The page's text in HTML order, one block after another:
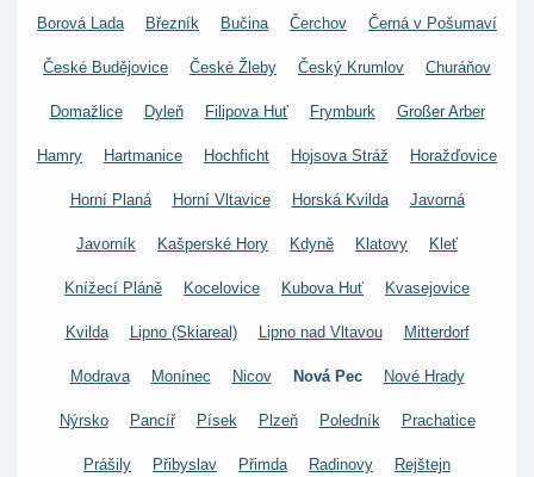
Borová Lada Březník Bučina Čerchov Černá v Pošumaví
České Budějovice České Žleby Český Krumlov Churáňov
Domažlice Dyleň Filipova Huť Frymburk Großer Arber
Hamry Hartmanice Hochficht Hojsova Stráž Horažďovice
Horní Planá Horní Vltavice Horská Kvilda Javorná
Javorník Kašperské Hory Kdyně Klatovy Kleť
Knížecí Pláně Kocelovice Kubova Huť Kvasejovice
Kvilda Lipno (Skiareal) Lipno nad Vltavou Mitterdorf
Modrava Monínec Nicov Nová Pec Nové Hrady
Nýrsko Pancíř Písek Plzeň Poledník Prachatice
Prášily Přibyslav Přimda Radinovy Rejštejn